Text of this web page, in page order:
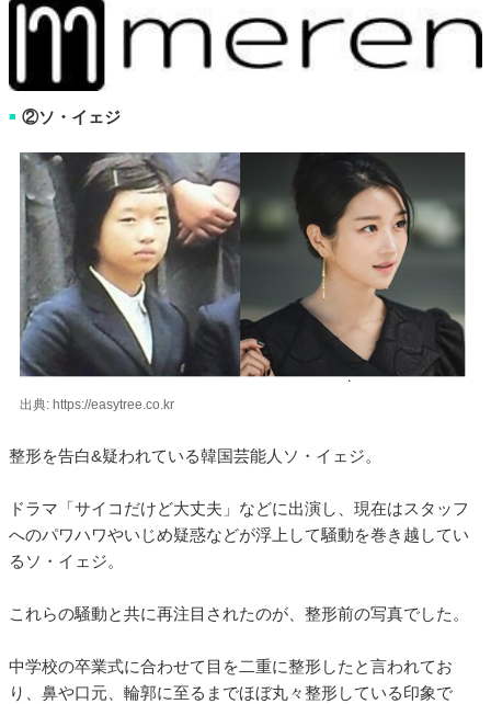
■ ②ソ・イェジ
出典: https://easytree.co.kr
整形を告白&疑われている韓国芸能人ソ・イェジ。
ドラマ「サイコだけど大丈夫」などに出演し、現在はスタッフ
へのパワハワやいじめ疑惑などが浮上して騒動を巻き越してい
るソ・イェジ。
これらの騒動と共に再注目されたのが、整形前の写真でした。
中学校の卒業式に合わせて目を二重に整形したと言われてお
り、鼻や口元、輪郭に至るまでほぼ丸々整形している印象で